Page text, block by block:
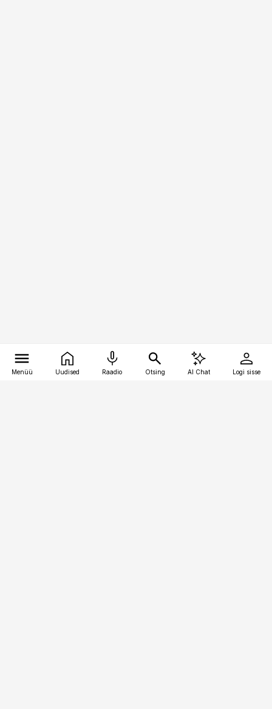
Menüü Uudised Raadio Otsing AI Chat Logi sisse